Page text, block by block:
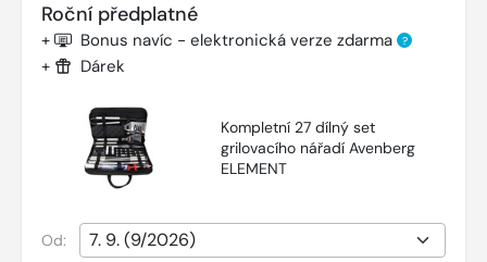
Roční předplatné
+ Bonus navíc - elektronická verze zdarma ?
+ Dárek
Kompletní 27 dílný set
grilovacího nářadí Avenberg
ELEMENT
Od: